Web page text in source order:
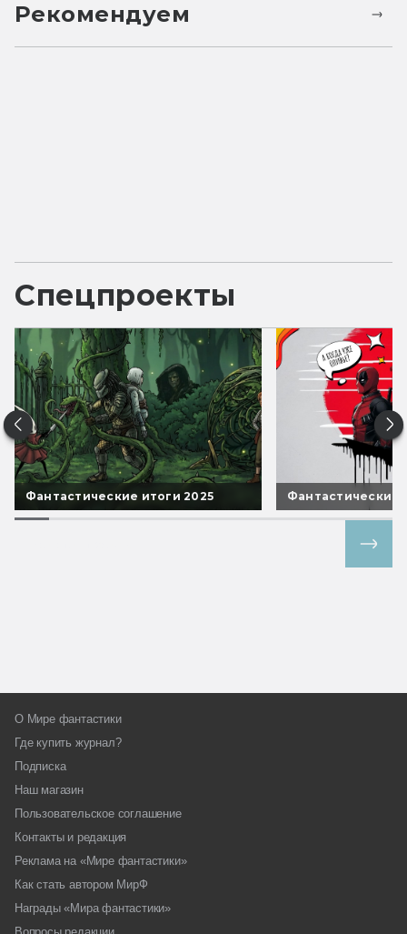
Рекомендуем
Спецпроекты
Фантастические итоги 2025 Фантастические
О Мире фантастики
Где купить журнал?
Подписка
Наш магазин
Пользовательское соглашение
Контакты и редакция
Реклама на «Мире фантастики»
Как стать автором МирФ
Награды «Мира фантастики»